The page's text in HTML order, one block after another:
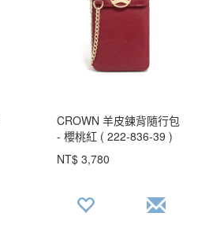
CROWN 羊皮鍊背隨行包
- 櫻桃紅 ( 222-836-39 )
USD$ 137.5
NT$ 3,780